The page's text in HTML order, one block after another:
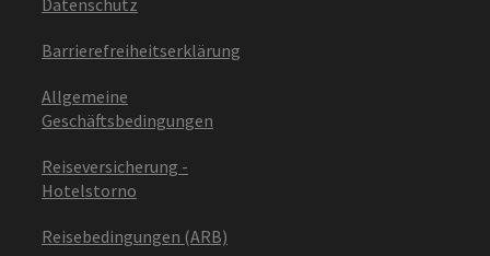
Barrierefreiheitserklärung
Allgemeine
Geschäftsbedingungen
Reiseversicherung -
Hotelstorno
Reisebedingungen (ARB)